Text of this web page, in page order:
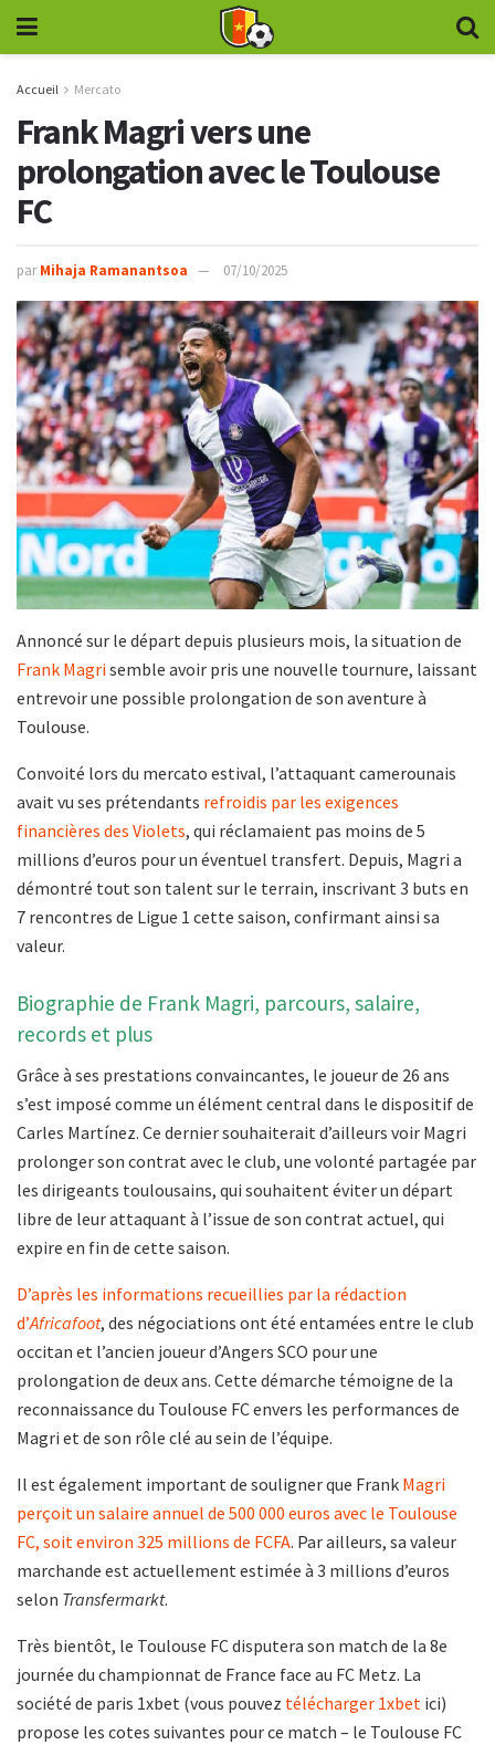
Accueil Mercato
Frank Magri vers une
prolongation avec le Toulouse
FC
par Mihaja Ramanantsoa 07/10/2025
Annoncé sur le départ depuis plusieurs mois, la situation de
Frank Magrisemble avoir pris une nouvelle tournure, laissant
entrevoir une possible prolongation de son aventure à
Toulouse.
Convoité lors du mercato estival, l’attaquant camerounais
avait vu ses prétendants refroidis par les exigences
financières des Violets, qui réclamaient pas moins de 5
millions d’euros pour un éventuel transfert. Depuis, Magri a
démontré tout son talent sur le terrain, inscrivant 3 buts en
7 rencontres de Ligue 1 cette saison, confirmant ainsi sa
valeur.
Biographie de Frank Magri, parcours, salaire,
records et plus
Grâce à ses prestations convaincantes, le joueur de 26 ans
s’est imposé comme un élément central dans le dispositif de
Carles Martínez. Ce dernier souhaiterait d’ailleurs voir Magri
prolonger son contrat avec le club, une volonté partagée par
les dirigeants toulousains, qui souhaitent éviter un départ
libre de leur attaquant à l’issue de son contrat actuel, qui
expire en fin de cette saison.
D’après les informations recueillies par la rédaction
d’Africafoot, des négociations ont été entamées entre le club
occitan et l’ancien joueur d’Angers SCO pour une
prolongation de deux ans. Cette démarche témoigne de la
reconnaissance du Toulouse FC envers les performances de
Magri et de son rôle clé au sein de l’équipe.
Il est également important de souligner que Frank Magri
perçoit un salaire annuel de 500 000 euros avec le Toulouse
FC, soit environ 325 millions de FCFA. Par ailleurs, sa valeur
marchande est actuellement estimée à 3 millions d’euros
selon Transfermarkt.
Très bientôt, le Toulouse FC disputera son match de la 8e
journée du championnat de France face au FC Metz. La
société de paris 1xbet (vous pouvez télécharger 1xbet ici)
propose les cotes suivantes pour ce match – le Toulouse FC